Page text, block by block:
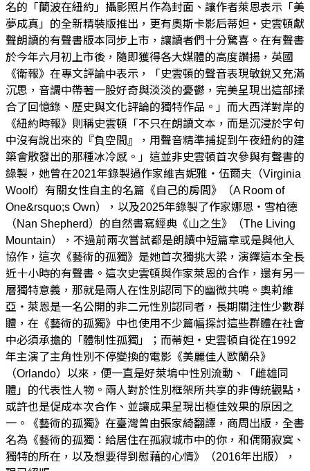
名的「蘭波在紐約」攝影照片作為封面、讓作者萊恩表示「美
夢成真」的全新精裝版推出，更有奧斯卡影后蒂妲・史雲頓獻
聲朗讀的有聲書版本同步上市，讓讀者們十分驚喜。在有聲書
於今年六月初上市後，隨即獲得各大媒體的高度讚揚，英國
《衛報》在專文評論中表示，「史雲頓的聲音表現敏銳又充滿
沉思，音調中帶著一股好奇與淡淡的憂鬱，完美呈現出這部揉
合了回憶錄、歷史與文化評論的獨特作品。」而大西洋對岸的
《紐約時報》則稱史雲頓「不只在朗讀文本，而是沉浸於字句
中沒有說出來的『負空間』，用聲音精準捕捉到午夜紐約的建
築會散發出的那種冰冷感。」這並非史雲頓首次參與有聲書的
錄製，她曾在2021年錄製過作家維吉妮雅・伍爾夫（Virginia
Woolf）有關女性自主的名篇《自己的房間》（A Room of
One&rsquo;s Own），以及2025年錄製了作家娜恩・雪柏德
（Nan Shepherd）的自然書寫經典《山之生》（The Living
Mountain），不過前兩次嘗試都是朗讀中短篇章或是與他人
協作，這次《藝術的孤獨》是她首次獨挑大梁，演繹這本全長
近十小時的有聲書。這次史雲頓與作家萊恩的合作，還有另一
層獨特意義，那就是兩人在性別認同下的幽微共鳴。奧莉維
亞・萊恩是一名公開的非二元性別認同者，長期關注性少數群
體，在《藝術的孤獨》中也使用不少篇幅探討這些群體在社會
中必須承擔的「體制性孤獨」；而蒂妲・史雲頓自從在1992
年主演了主角性別不停變換的電影《美麗佳人歐蘭朵》
（Orlando）以來，便一直是好萊塢中性別流動、「雌雄同
體」的代表性人物。兩人對於性別框架所共享的非傳統觀點，
或許也是促成本次合作、並讓成果呈現出極佳效果的原因之
一。《藝術的孤獨》在臺灣曾由張家綺翻譯，商周出版，全書
名為《藝術的孤獨：給居住在孤寂城市中的你，和偶爾寂寞、
獨特的所在，以及想要得到慰藉的心情》（2016年出版），